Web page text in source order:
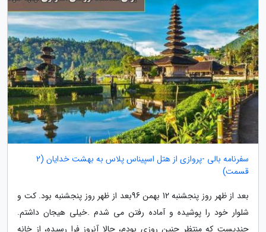
سفرنامه بالی -پروازی از هتل اسپیناس پلاس به بهشت خدایان (2
قسمت)
بعد از ظهر روز پنجشنبه 12 بهمن 96بعد از ظهر روز پنجشنبه بود. کت و
شلوار خود را پوشیده و آماده رفتن می شدم .خیلی هیجان داشتم.
چندیست که منتظر چنین روزی بودم، حالا آنروز فرا رسیده، از خانه